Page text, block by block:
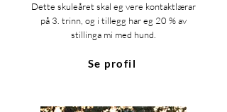
Dette skuleåret skal eg vere kontaktlærar
på 3. trinn, og i tillegg har eg 20 % av
stillinga mi med hund.
Se profil